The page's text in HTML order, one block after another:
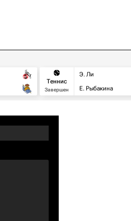
Теннис
Завершен
Э. Ли
Е. Рыбакина